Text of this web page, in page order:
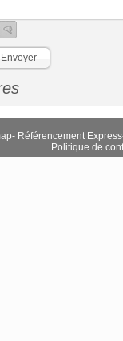
- Référencement Express
Politique de